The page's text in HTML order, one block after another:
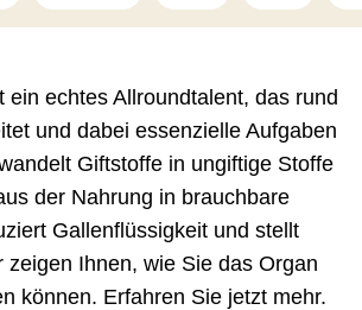
ein echtes Allroundtalent, das rund
und dabei essenzielle Aufgaben
Giftstoffe in ungiftige Stoffe
der Nahrung in brauchbare
Gallenflüssigkeit und stellt
zeigen Ihnen, wie Sie das Organ
können. Erfahren Sie jetzt mehr.